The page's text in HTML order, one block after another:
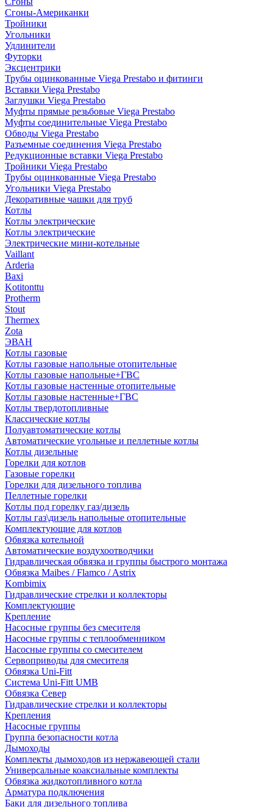
Сгоны-Американки
Тройники
Угольники
Удлинители
Футорки
Эксцентрики
Трубы оцинкованные Viega Prestabo и фитинги
Вставки Viega Prestabo
Заглушки Viega Prestabo
Муфты прямые резьбовые Viega Prestabo
Муфты соединительные Viega Prestabo
Обводы Viega Prestabo
Разъемные соединения Viega Prestabo
Редукционные вставки Viega Prestabo
Тройники Viega Prestabo
Трубы оцинкованные Viega Prestabo
Угольники Viega Prestabo
Декоративные чашки для труб
Котлы
Котлы электрические
Котлы электрические
Электрические мини-котельные
Vaillant
Arderia
Baxi
Kotitonttu
Protherm
Stout
Thermex
Zota
ЭВАН
Котлы газовые
Котлы газовые напольные отопительные
Котлы газовые напольные+ГВС
Котлы газовые настенные отопительные
Котлы газовые настенные+ГВС
Котлы твердотопливные
Классические котлы
Полуавтоматические котлы
Автоматические угольные и пеллетные котлы
Котлы дизельные
Горелки для котлов
Газовые горелки
Горелки для дизельного топлива
Пеллетные горелки
Котлы под горелку газ/дизель
Котлы газ\дизель напольные отопительные
Комплектующие для котлов
Обвязка котельной
Автоматические воздухоотводчики
Гидравлическая обвязка и группы быстрого монтажа
Обвязка Maibes / Flamco / Astrix
Kombimix
Гидравлические стрелки и коллекторы
Комплектующие
Крепление
Насосные группы без смесителя
Насосные группы с теплообменником
Насосные группы со смесителем
Сервоприводы для смесителя
Обвязка Uni-Fitt
Система Uni-Fitt UMB
Обвязка Север
Гидравлические стрелки и коллекторы
Крепления
Насосные группы
Группа безопасности котла
Дымоходы
Комплекты дымоходов из нержавеющей стали
Универсальные коаксиальные комплекты
Обвязка жидкотопливного котла
Арматура подключения
Баки для дизельного топлива